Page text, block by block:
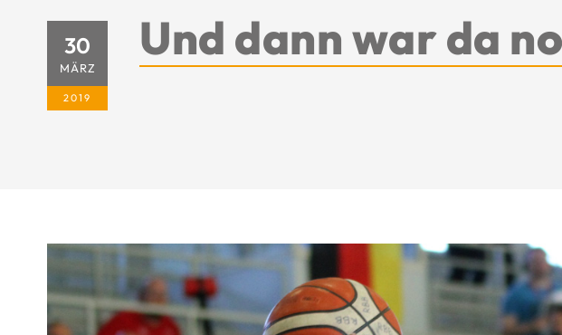
30
MÄRZ
2019
Und dann war da